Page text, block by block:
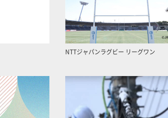
NTTジャパンラグビー リーグワン